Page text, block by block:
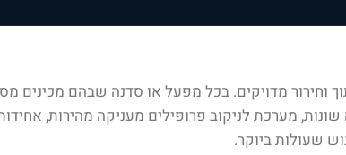
וחירור מדויקים. בכל מפעל או סדנה שבהם מכינים
מערכת לניקוב פרופילים מעניקה מהירות,
שעולות ביוקר.